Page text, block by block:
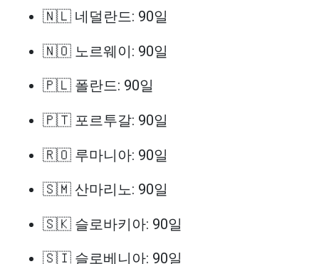
🇳🇱 네덜란드: 90일
🇳🇴 노르웨이: 90일
🇵🇱 폴란드: 90일
🇵🇹 포르투갈: 90일
🇷🇴 루마니아: 90일
🇸🇲 산마리노: 90일
🇸🇰 슬로바키아: 90일
🇸🇮 슬로베니아: 90일